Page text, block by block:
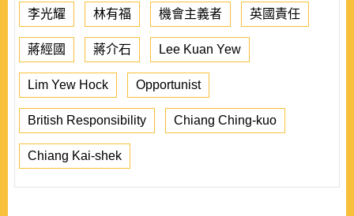
李光耀 林有福 機會主義者 英國責任
蔣經國 蔣介石 Lee Kuan Yew
Lim Yew Hock Opportunist
British Responsibility Chiang Ching-kuo
Chiang Kai-shek